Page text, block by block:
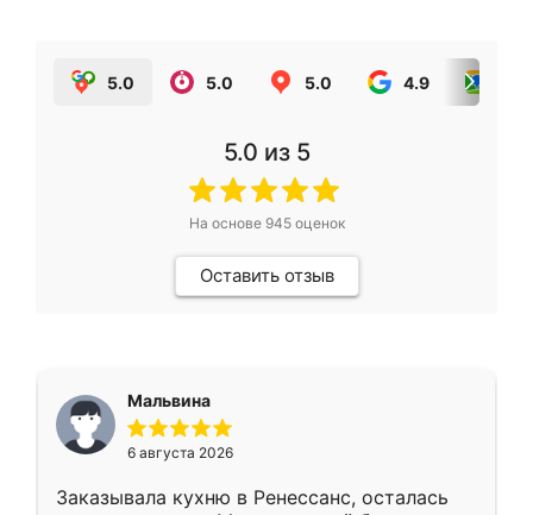
5.0 5.0 5.0 4.9
5.0 из 5
На основе 945оценок
Оставить отзыв
Мальвина
6 августа 2026
Заказывала кухню в Ренессанс, осталась